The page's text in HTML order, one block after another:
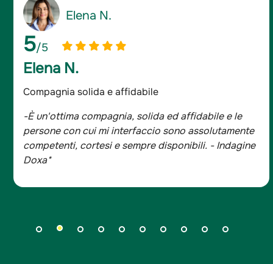
Giancarlo D.
5/5
Giancarlo D.
Assicurato da oltre 20 anni
-Sono assicurato da oltre 20 anni e mi sono sempre
trovato bene, tutta la famiglia è con Groupama.
- Indagine Doxa*